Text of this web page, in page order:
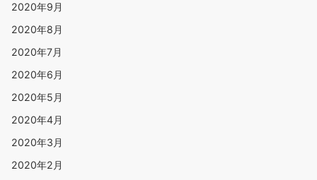
2020年9月
2020年8月
2020年7月
2020年6月
2020年5月
2020年4月
2020年3月
2020年2月